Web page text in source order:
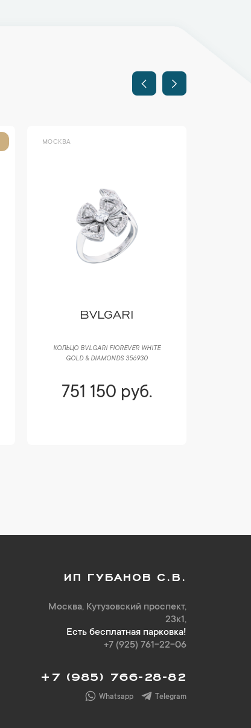
МОСКВА
BVLGARI
КОЛЬЦО BVLGARI FIOREVER WHITE
GOLD & DIAMONDS 356930
751 150 руб.
ИП ГУБАНОВ С.В.
Москва, Кутузовский проспект,
23к1,
Есть бесплатная парковка!
+7 (925) 761-22-06
+7 (985) 766-28-82
Whatsapp Telegram